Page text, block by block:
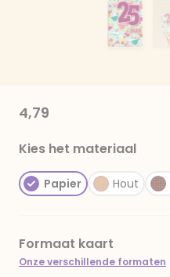
4,79
Kies het materiaal
Papier Hout
Formaat kaart
Onze verschillende formaten